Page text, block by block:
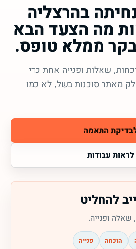
בהרצליה
מה הצעד הבא
ממלא טופס.
שאלות ופנייה אחת כדי
מאתר סוכנות בשל, לא כמו
התאמה
לראות עבודות
להחליט
שאלה ופנייה.
הוכחה פנייה